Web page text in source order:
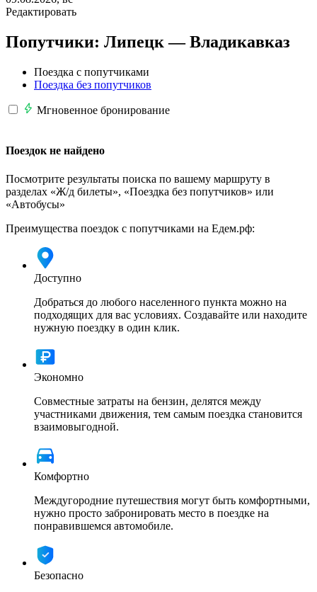
Редактировать
Попутчики: Липецк —Владикавказ
Поездка с попутчиками
Поездка без попутчиков
Мгновенное бронирование
Поездок не найдено
Посмотрите результаты поиска по вашему маршруту в
разделах «Ж/д билеты», «Поездка без попутчиков» или
«Автобусы»
Преимущества поездок с попутчиками на Едем.рф:
Доступно
Добраться до любого населенного пункта можно на
подходящих для вас условиях. Создавайте или находите
нужную поездку в один клик.
Экономно
Совместные затраты на бензин, делятся между
участниками движения, тем самым поездка становится
взаимовыгодной.
Комфортно
Междугородние путешествия могут быть комфортными,
нужно просто забронировать место в поездке на
понравившемся автомобиле.
Безопасно